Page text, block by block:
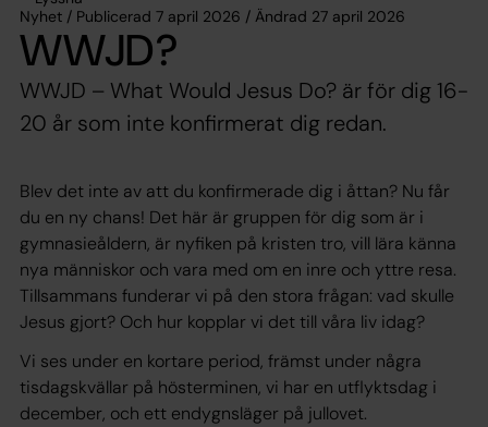
Nyhet / Publicerad 7 april 2026 / Ändrad 27 april 2026
WWJD?
WWJD – What Would Jesus Do? är för dig 16-
20 år som inte konfirmerat dig redan.
Blev det inte av att du konfirmerade dig i åttan? Nu får
du en ny chans! Det här är gruppen för dig som är i
gymnasieåldern, är nyfiken på kristen tro, vill lära känna
nya människor och vara med om en inre och yttre resa.
Tillsammans funderar vi på den stora frågan: vad skulle
Jesus gjort? Och hur kopplar vi det till våra liv idag?
Vi ses under en kortare period, främst under några
tisdagskvällar på hösterminen, vi har en utflyktsdag i
december, och ett endygnsläger på jullovet.